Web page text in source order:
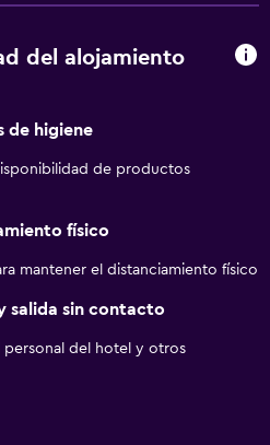
en las habitaciones:
a nuestro acceso a Internet
oficina, además de teléfono;
tabla de planchar con
En el alojamiento hay piscina al
del alojamiento
de higiene
de productos
físico
mantener el distanciamiento físico
salida sin contacto
del hotel y otros